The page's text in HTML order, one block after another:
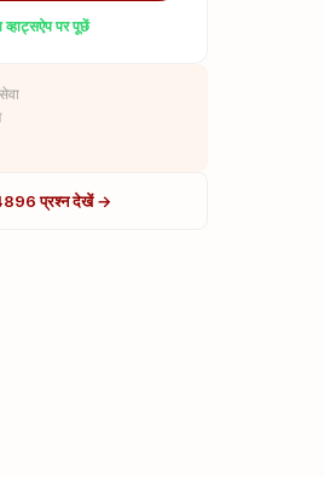
व्हाट्सऐप पर पूछें
प्रश्न देखें →